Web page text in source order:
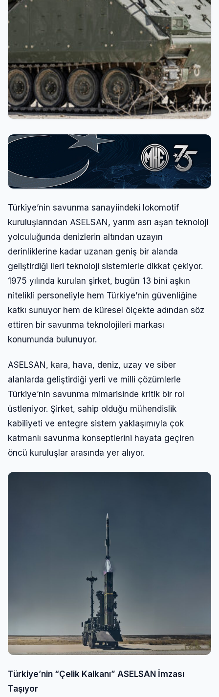
Türkiye’nin savunma sanayiindeki lokomotif
kuruluşlarından ASELSAN, yarım asrı aşan teknoloji
yolculuğunda denizlerin altından uzayın
derinliklerine kadar uzanan geniş bir alanda
geliştirdiği ileri teknoloji sistemlerle dikkat çekiyor.
1975 yılında kurulan şirket, bugün 13 bini aşkın
nitelikli personeliyle hem Türkiye’nin güvenliğine
katkı sunuyor hem de küresel ölçekte adından söz
ettiren bir savunma teknolojileri markası
konumunda bulunuyor.
ASELSAN, kara, hava, deniz, uzay ve siber
alanlarda geliştirdiği yerli ve milli çözümlerle
Türkiye’nin savunma mimarisinde kritik bir rol
üstleniyor. Şirket, sahip olduğu mühendislik
kabiliyeti ve entegre sistem yaklaşımıyla çok
katmanlı savunma konseptlerini hayata geçiren
öncü kuruluşlar arasında yer alıyor.
Türkiye’nin “Çelik Kalkanı” ASELSAN İmzası
Taşıyor